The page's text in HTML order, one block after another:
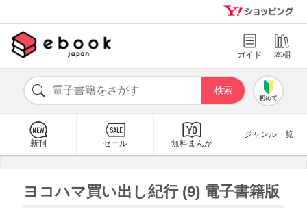
ガイド 本棚
初めて
新刊 セール 無料まんが
ジャンル一覧
ヨコハマ買い出し紀行 (9) 電子書籍版